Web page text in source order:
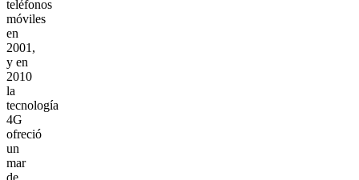
teléfonos
móviles
en
2001,
y en
2010
la
tecnología
4G
ofreció
un
mar